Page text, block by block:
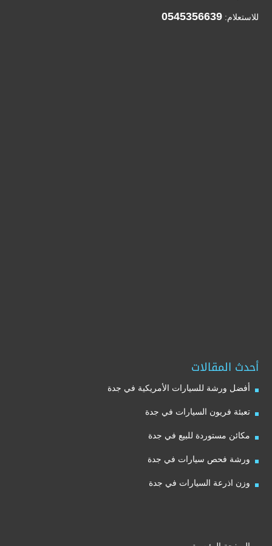
للاستعلام: 0545356639
أحدث المقالات
أفضل ورشة للسيارات الأمريكية في جدة
تعبئة فريون السيارات في جدة
مكائن مستوردة للبيع في جدة
ورشة فحص سيارات في جدة
وزن اذرعة السيارات في جدة